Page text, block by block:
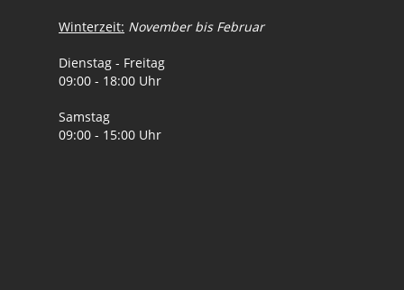
Winterzeit: November bis Februar
Dienstag - Freitag
09:00 - 18:00 Uhr
Samstag
09:00 - 15:00 Uhr